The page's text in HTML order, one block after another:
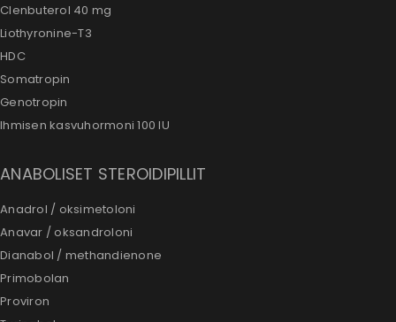
Clenbuterol 40 mg
Liothyronine-T3
HDC
Somatropin
Genotropin
Ihmisen kasvuhormoni 100 IU
ANABOLISET STEROIDIPILLIT
Anadrol / oksimetoloni
Anavar / oksandroloni
Dianabol / methandienone
Primobolan
Proviron